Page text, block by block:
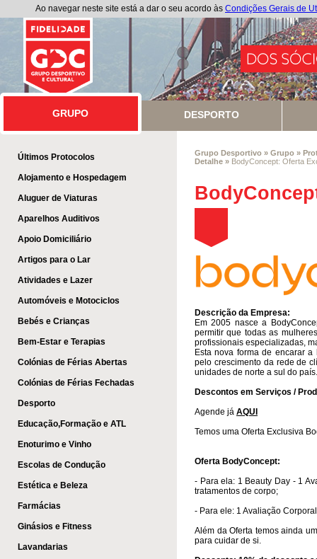
Ao navegar neste site está a dar o seu acordo às Condições Gerais de
GRUPO
GRUPO DESPORTO
Últimos Protocolos
Alojamento e Hospedagem
Aluguer de Viaturas
Aparelhos Auditivos
Apoio Domiciliário
Artigos para o Lar
Atividades e Lazer
Automóveis e Motociclos
Bebés e Crianças
Bem-Estar e Terapias
Colónias de Férias Abertas
Colónias de Férias Fechadas
Desporto
Educação,Formação e ATL
Enoturimo e Vinho
Escolas de Condução
Estética e Beleza
Farmácias
Ginásios e Fitness
Lavandarias
Grupo Desportivo » Grupo »
Detalhe » BodyConcept: Oferta
Descrição da Empresa:
Em 2005 nasce a
permitir que todas as
profissionais especializadas,
Esta nova forma de encarar
pelo crescimento da rede de
unidades de norte a sul do país.
Descontos em Serviços /
Agende já AQUI​
Temos uma Oferta Exclusiva
Oferta BodyConcept:
- Para ela: 1 Beauty Day - 1
tratamentos de corpo;
- Para ele: 1 Avaliação
Além da Oferta temos ainda
para cuidar de si.